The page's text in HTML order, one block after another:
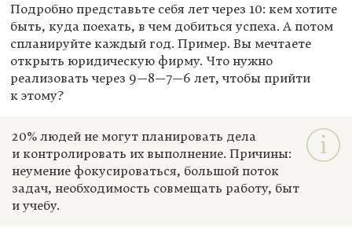
Подробно представьте себя лет через 10: кем хотите
быть, куда поехать, в чем добиться успеха. А потом
спланируйте каждый год. Пример. Вы мечтаете
открыть юридическую фирму. Что нужно
реализовать через 9—8—7—6 лет, чтобы прийти
к этому?
20% людей не могут планировать дела
и контролировать их выполнение. Причины:
неумение фокусироваться, большой поток
задач, необходимость совмещать работу, быт
и учебу.